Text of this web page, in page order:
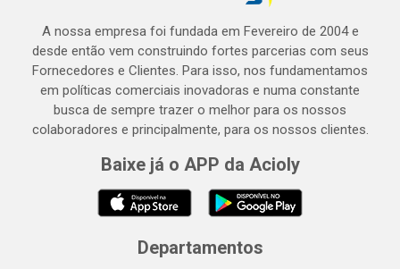
A nossa empresa foi fundada em Fevereiro de 2004 e
desde então vem construindo fortes parcerias com seus
Fornecedores e Clientes. Para isso, nos fundamentamos
em políticas comerciais inovadoras e numa constante
busca de sempre trazer o melhor para os nossos
colaboradores e principalmente, para os nossos clientes.
Baixe já o APP da Acioly
Departamentos